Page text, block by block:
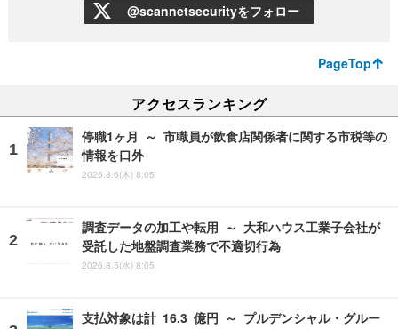
@scannetsecurityをフォロー
PageTop
アクセスランキング
停職1ヶ月 ～ 市職員が飲食店関係者に関する市税等の
情報を口外
2026.8.6(木) 8:05
調査データの加工や転用 ～ 大和ハウス工業子会社が
受託した地盤調査業務で不適切行為
2026.8.5(水) 8:05
支払対象は計 16.3 億円 ～ プルデンシャル・グルー